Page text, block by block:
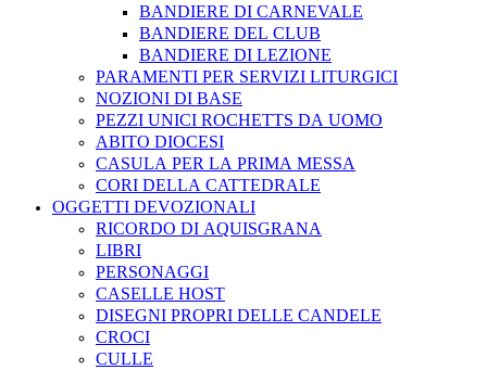
BANDIERE DI CARNEVALE
BANDIERE DEL CLUB
BANDIERE DI LEZIONE
PARAMENTI PER SERVIZI LITURGICI
NOZIONI DI BASE
PEZZI UNICI ROCHETTS DA UOMO
ABITO DIOCESI
CASULA PER LA PRIMA MESSA
CORI DELLA CATTEDRALE
OGGETTI DEVOZIONALI
RICORDO DI AQUISGRANA
LIBRI
PERSONAGGI
CASELLE HOST
DISEGNI PROPRI DELLE CANDELE
CROCI
CULLE